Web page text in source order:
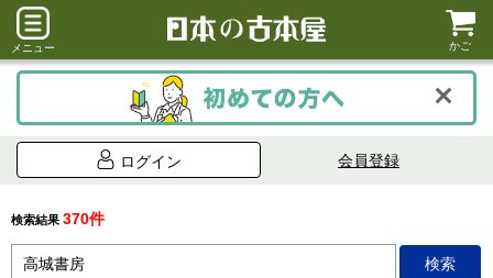
メニュー かご
ログイン 会員登録
検索結果 370件